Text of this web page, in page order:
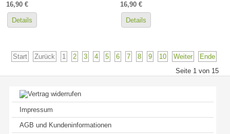
16,90 €
Details
16,90 €
Details
Start Zurück 1 2 3 4 5 6 7 8 9 10 Weiter
Ende
Seite 1 von 15
Impressum
AGB und Kundeninformationen